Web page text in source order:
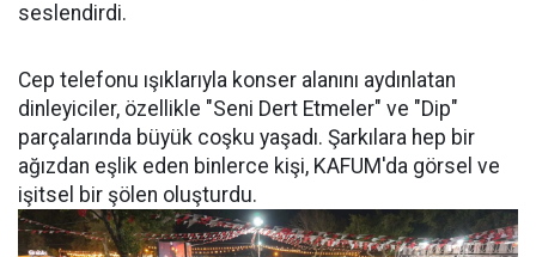
seslendirdi.
Cep telefonu ışıklarıyla konser alanını aydınlatan
dinleyiciler, özellikle "Seni Dert Etmeler" ve "Dip"
parçalarında büyük coşku yaşadı. Şarkılara hep bir
ağızdan eşlik eden binlerce kişi, KAFUM'da görsel ve
işitsel bir şölen oluşturdu.